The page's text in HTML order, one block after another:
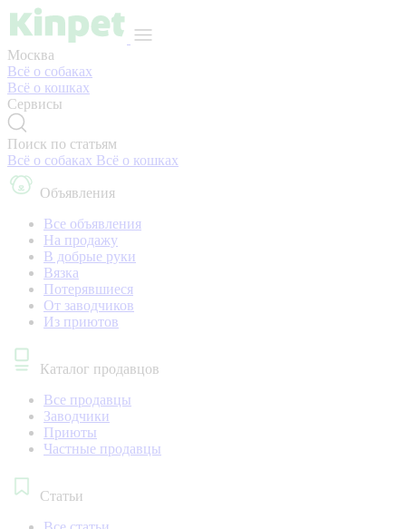
Москва
Всё о собаках
Всё о кошках
Сервисы
Поиск по статьям
Всё о собаках Всё о кошках
Объявления
Все объявления
На продажу
В добрые руки
Вязка
Потерявшиеся
От заводчиков
Из приютов
Каталог продавцов
Все продавцы
Заводчики
Приюты
Частные продавцы
Статьи